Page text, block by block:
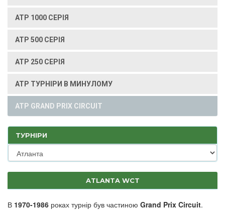
ATP 1000 СЕРІЯ
ATP 500 СЕРІЯ
ATP 250 СЕРІЯ
ATP ТУРНІРИ В МИНУЛОМУ
ATP GRAND PRIX CIRCUIT
ТУРНІРИ
ATLANTA WCT
В 1970-1986 роках турнір був частиною Grand Prix Circuit.